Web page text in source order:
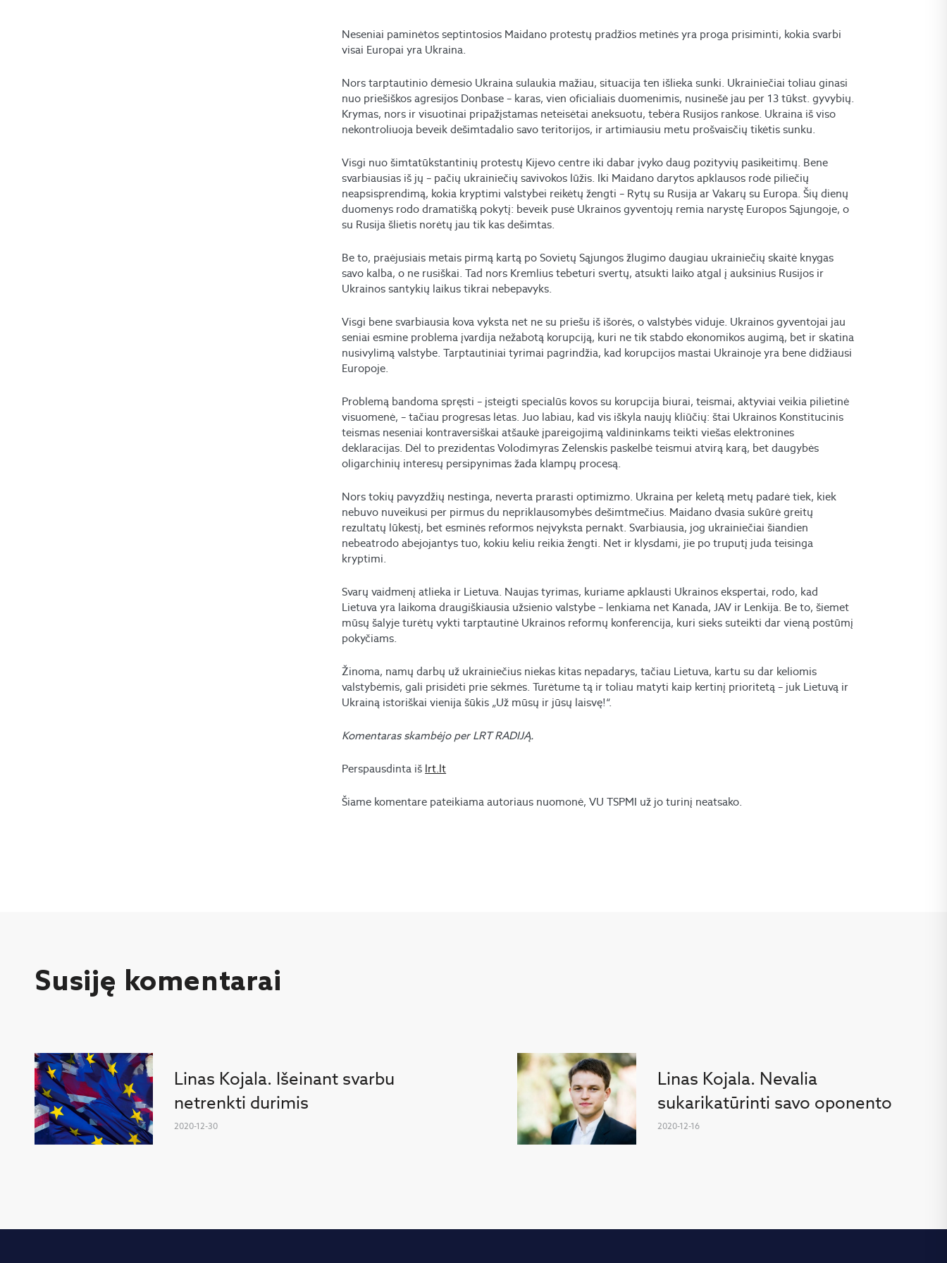
Neseniai paminėtos septintosios Maidano protestų pradžios metinės yra proga prisiminti, kokia svarbi
visai Europai yra Ukraina.
Nors tarptautinio dėmesio Ukraina sulaukia mažiau, situacija ten išlieka sunki. Ukrainiečiai toliau ginasi
nuo priešiškos agresijos Donbase – karas, vien oficialiais duomenimis, nusinešė jau per 13 tūkst. gyvybių.
Krymas, nors ir visuotinai pripažįstamas neteisėtai aneksuotu, tebėra Rusijos rankose. Ukraina iš viso
nekontroliuoja beveik dešimtadalio savo teritorijos, ir artimiausiu metu prošvaisčių tikėtis sunku.
Visgi nuo šimtatūkstantinių protestų Kijevo centre iki dabar įvyko daug pozityvių pasikeitimų. Bene
svarbiausias iš jų – pačių ukrainiečių savivokos lūžis. Iki Maidano darytos apklausos rodė piliečių
neapsisprendimą, kokia kryptimi valstybei reikėtų žengti – Rytų su Rusija ar Vakarų su Europa. Šių dienų
duomenys rodo dramatišką pokytį: beveik pusė Ukrainos gyventojų remia narystę Europos Sąjungoje, o
su Rusija šlietis norėtų jau tik kas dešimtas.
Be to, praėjusiais metais pirmą kartą po Sovietų Sąjungos žlugimo daugiau ukrainiečių skaitė knygas
savo kalba, o ne rusiškai. Tad nors Kremlius tebeturi svertų, atsukti laiko atgal į auksinius Rusijos ir
Ukrainos santykių laikus tikrai nebepavyks.
Visgi bene svarbiausia kova vyksta net ne su priešu iš išorės, o valstybės viduje. Ukrainos gyventojai jau
seniai esmine problema įvardija nežabotą korupciją, kuri ne tik stabdo ekonomikos augimą, bet ir skatina
nusivylimą valstybe. Tarptautiniai tyrimai pagrindžia, kad korupcijos mastai Ukrainoje yra bene didžiausi
Europoje.
Problemą bandoma spręsti – įsteigti specialūs kovos su korupcija biurai, teismai, aktyviai veikia pilietinė
visuomenė, – tačiau progresas lėtas. Juo labiau, kad vis iškyla naujų kliūčių: štai Ukrainos Konstitucinis
teismas neseniai kontraversiškai atšaukė įpareigojimą valdininkams teikti viešas elektronines
deklaracijas. Dėl to prezidentas Volodimyras Zelenskis paskelbė teismui atvirą karą, bet daugybės
oligarchinių interesų persipynimas žada klampų procesą.
Nors tokių pavyzdžių nestinga, neverta prarasti optimizmo. Ukraina per keletą metų padarė tiek, kiek
nebuvo nuveikusi per pirmus du nepriklausomybės dešimtmečius. Maidano dvasia sukūrė greitų
rezultatų lūkestį, bet esminės reformos neįvyksta pernakt. Svarbiausia, jog ukrainiečiai šiandien
nebeatrodo abejojantys tuo, kokiu keliu reikia žengti. Net ir klysdami, jie po truputį juda teisinga
kryptimi.
Svarų vaidmenį atlieka ir Lietuva. Naujas tyrimas, kuriame apklausti Ukrainos ekspertai, rodo, kad
Lietuva yra laikoma draugiškiausia užsienio valstybe – lenkiama net Kanada, JAV ir Lenkija. Be to, šiemet
mūsų šalyje turėtų vykti tarptautinė Ukrainos reformų konferencija, kuri sieks suteikti dar vieną postūmį
pokyčiams.
Žinoma, namų darbų už ukrainiečius niekas kitas nepadarys, tačiau Lietuva, kartu su dar keliomis
valstybėmis, gali prisidėti prie sėkmės. Turėtume tą ir toliau matyti kaip kertinį prioritetą – juk Lietuvą ir
Ukrainą istoriškai vienija šūkis „Už mūsų ir jūsų laisvę!“.
Komentaras skambėjo per LRT RADIJĄ.
Perspausdinta iš lrt.lt
Šiame komentare pateikiama autoriaus nuomonė, VU TSPMI už jo turinį neatsako.
Susiję komentarai
Linas Kojala. Išeinant svarbu
netrenkti durimis
2020-12-30
Linas Kojala. Nevalia
sukarikatūrinti savo oponento
2020-12-16